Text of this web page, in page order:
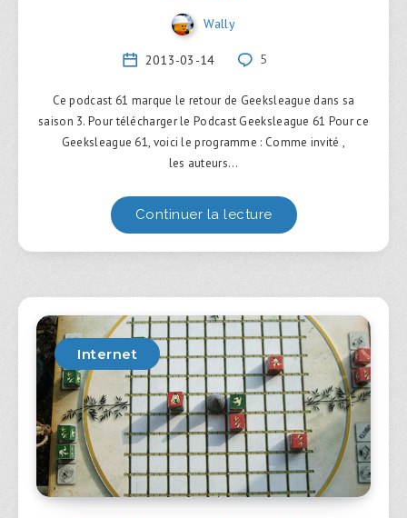
Wally
2013-03-14 5
Ce podcast 61 marque le retour de Geeksleague dans sa
saison 3. Pour télécharger le Podcast Geeksleague 61 Pour ce
Geeksleague 61, voici le programme : Comme invité ,
les auteurs…
Continuer la lecture
Internet